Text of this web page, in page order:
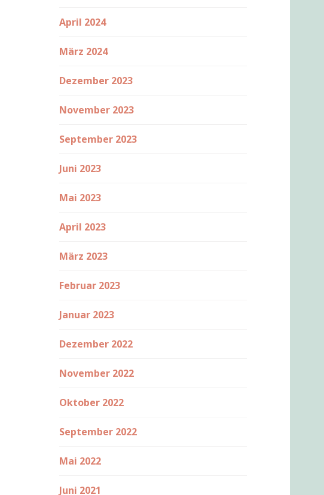
April 2024
März 2024
Dezember 2023
November 2023
September 2023
Juni 2023
Mai 2023
April 2023
März 2023
Februar 2023
Januar 2023
Dezember 2022
November 2022
Oktober 2022
September 2022
Mai 2022
Juni 2021